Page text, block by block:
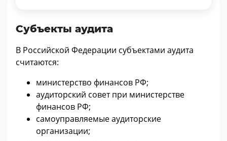
Субъекты аудита
В Российской Федерации субъектами аудита
считаются:
министерство финансов РФ;
аудиторский совет при министерстве
финансов РФ;
самоуправляемые аудиторские
организации;